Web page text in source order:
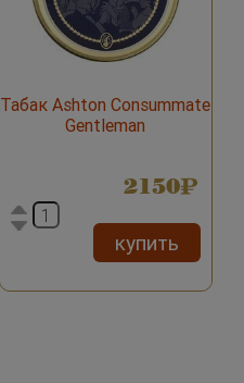
Табак Ashton Consummate
Gentleman
2150
купить